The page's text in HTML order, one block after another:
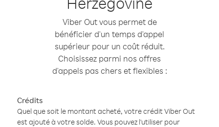
Viber Out vous permet de
bénéficier d'un temps d'appel
supérieur pour un coût réduit.
Choisissez parmi nos offres
d'appels pas chers et flexibles :
Crédits
Quel que soit le montant acheté, votre crédit Viber Out
est ajouté à votre solde. Vous pouvez l'utiliser pour